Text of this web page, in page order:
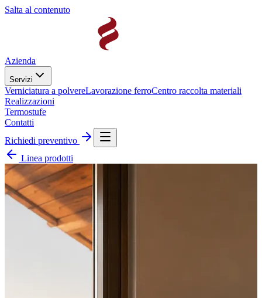
Salta al contenuto
Azienda
Servizi
Verniciatura a polvereLavorazione ferroCentro raccolta materiali
Realizzazioni
Termostufe
Contatti
Richiedi preventivo
Linea prodotti